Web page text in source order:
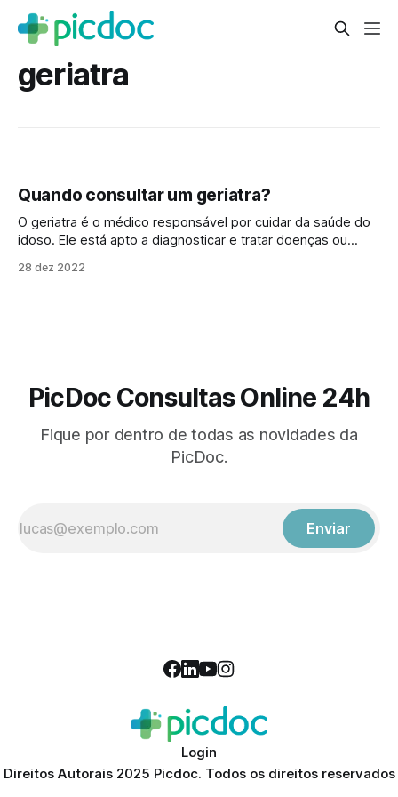
geriatra
Quando consultar um geriatra?
O geriatra é o médico responsável por cuidar da saúde do
idoso. Ele está apto a diagnosticar e tratar doenças ou
equilíbrio, pressão alta ou diabetes, problemas de
28 dez 2022
PicDoc Consultas Online 24h
Fique por dentro de todas as novidades da
PicDoc.
Enviar
Login
Direitos Autorais 2025 Picdoc. Todos os direitos reservados